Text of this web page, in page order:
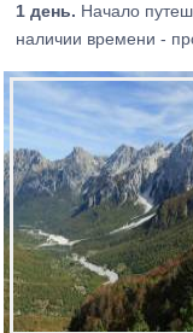
1 день. Начало
наличии времени -